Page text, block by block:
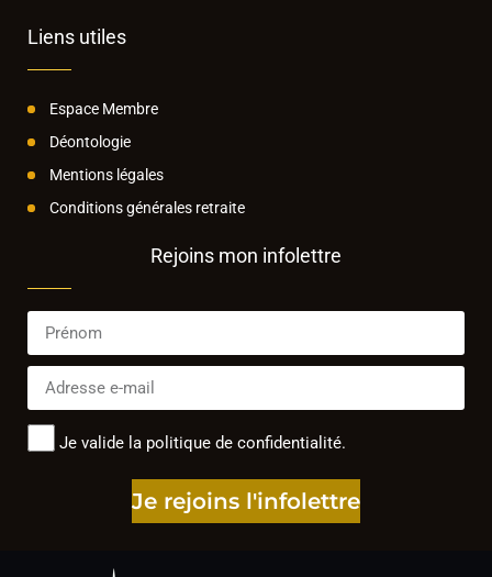
Liens utiles
Espace Membre
Déontologie
Mentions légales
Conditions générales retraite
Rejoins mon infolettre
Je valide la politique de confidentialité.
Je rejoins l'infolettre